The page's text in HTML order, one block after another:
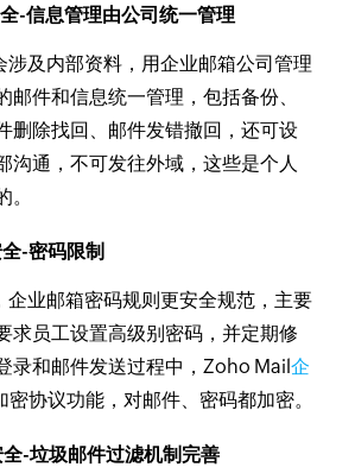
-信息管理由公司统一管理
及内部资料，用企业邮箱公司管理
邮件和信息统一管理，包括备份、
删除找回、邮件发错撤回，还可设
沟通，不可发往外域，这些是个人
-密码限制
业邮箱密码规则更安全规范，主要
求员工设置高级别密码，并定期修
录和邮件发送过程中，Zoho Mail企
密协议功能，对邮件、密码都加密。
-垃圾邮件过滤机制完善